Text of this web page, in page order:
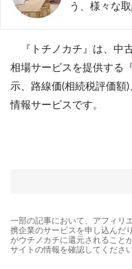
う、様々な
『トチノカチ』は、中
相場サービスを提供する『
示、路線価(相続税評価額
情報サービスです。
一部の記事において、アフィリ
携企業のサービスを申し込んだ
がウチノカチに還元されること
サイトの情報を確認してください